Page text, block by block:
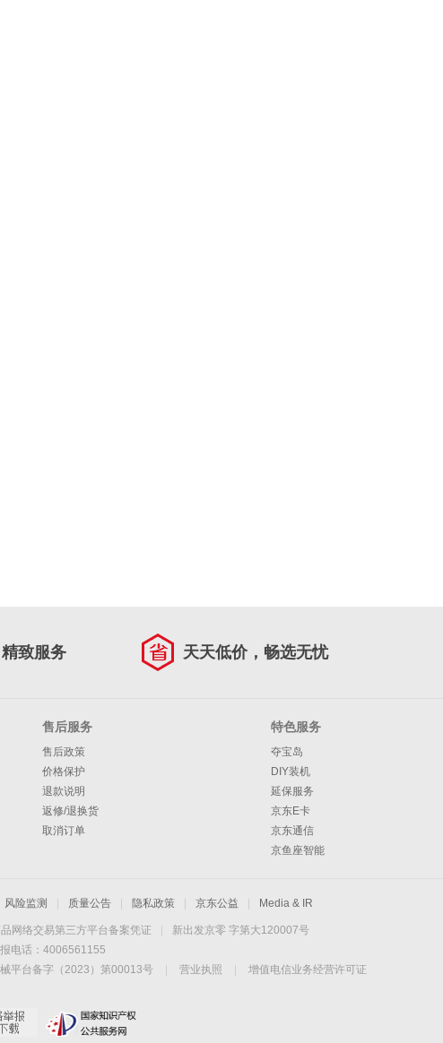
致服务 天天低价，畅选无忧
售后服务
售后政策
价格保护
退款说明
返修/退换货
取消订单
特色服务
夺宝岛
DIY装机
延保服务
京东E卡
京东通信
京鱼座智能
风险监测 质量公告 隐私政策 京东公益 Media & IR
网络交易第三方平台备案凭证
新出发京零 字第大120007号
电话：4006561155
平台备字（2023）第00013号 营业执照
增值电信业务经营许可证